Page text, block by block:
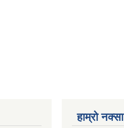
हाम्रो नक्सा